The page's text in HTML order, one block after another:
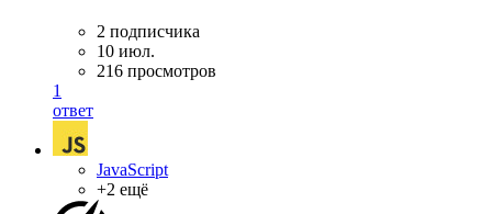
2 подписчика
10 июл.
216 просмотров
1
ответ
JavaScript
+2 ещё